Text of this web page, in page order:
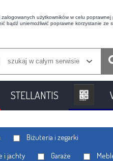
użytkowników w celu
bądź uniemożliwić poprawne korzystanie ze
szukaj w całym serwisie
STELLANTIS
Biżuteria i zegarki
i jachty Garaże